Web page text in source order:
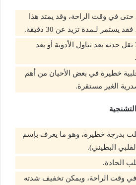
حتى في وقت الراحة، وقد يمتد هذا
يستمر لـمدة تزيد عن 30 دقيقة.
تقل حدته بعد تناول الأدوية أو بعد
قلبية خطيرة في بعض الأحيان من أهم
الغير مستقرة.
بدرجة خطيرة، وهو ما يعرف بإسم
البطيني).
الحادة.
في وقت الراحة، ويمكن تخفيف شدته